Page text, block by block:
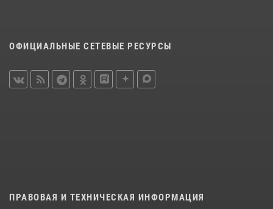
ОФИЦИАЛЬНЫЕ СЕТЕВЫЕ РЕСУРСЫ
ПРАВОВАЯ И ТЕХНИЧЕСКАЯ ИНФОРМАЦИЯ